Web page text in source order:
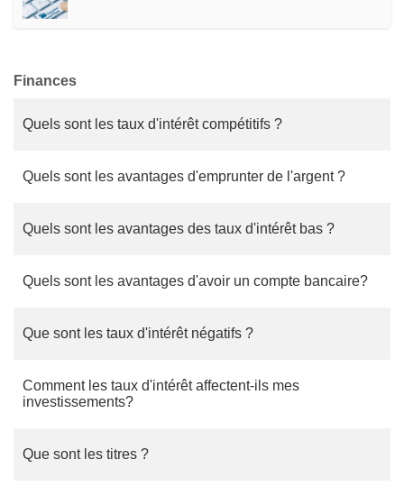
Finances
Quels sont les taux d'intérêt compétitifs ?
Quels sont les avantages d'emprunter de l'argent ?
Quels sont les avantages des taux d'intérêt bas ?
Quels sont les avantages d'avoir un compte bancaire?
Que sont les taux d'intérêt négatifs ?
Comment les taux d'intérêt affectent-ils mes
investissements?
Que sont les titres ?